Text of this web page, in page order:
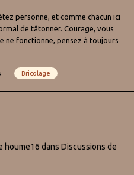
personne, et comme chacun ici
de tâtonner. Courage, vous
ne fonctionne, pensez à toujours
Bricolage
houme16 dans Discussions de